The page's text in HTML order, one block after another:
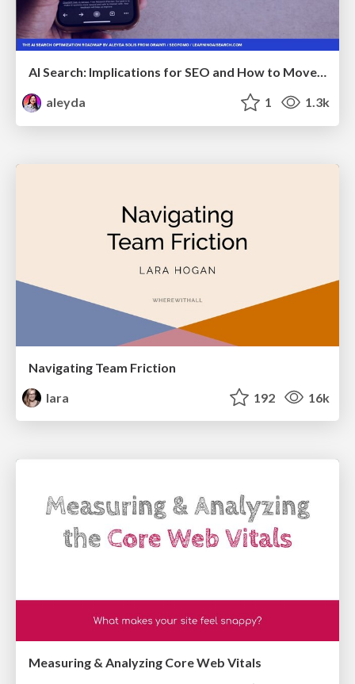
AI Search: Implications for SEO and How to Move Forward - #ShenzhenSEOConference
aleyda
1 1.3k
Navigating Team Friction
lara
192 16k
Measuring & Analyzing Core Web Vitals